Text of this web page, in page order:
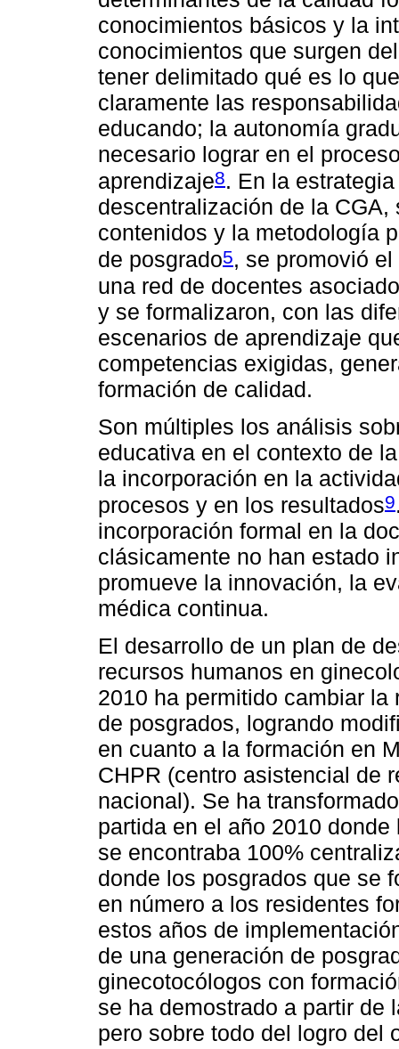
conocimientos básicos y la
conocimientos que surgen
tener delimitado qué es lo
claramente las
educando; la autonomía
necesario lograr en el
aprendizaje8. En la
descentralización de la
contenidos y la metodología
de posgrado5, se promovió
una red de docentes
y se formalizaron, con las
escenarios de aprendizaje
competencias exigidas,
formación de calidad.
Son múltiples los análisis
educativa en el contexto de
la incorporación en la
procesos y en los resultados9
incorporación formal en la
clásicamente no han estado
promueve la innovación, la
médica continua.
El desarrollo de un plan de
recursos humanos en
2010 ha permitido cambiar
de posgrados, logrando
en cuanto a la formación en
CHPR (centro asistencial de
nacional). Se ha
partida en el año 2010
se encontraba 100%
donde los posgrados que se
en número a los residentes
estos años de
de una generación de
ginecotocólogos con
se ha demostrado a partir de
pero sobre todo del logro del